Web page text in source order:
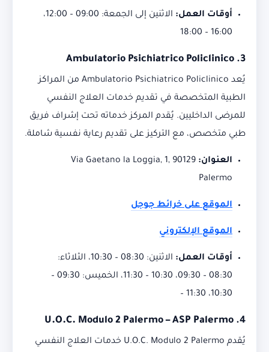
أوقات العمل:
الاثنين إلى الجمعة: 09:00 – 12:00،
16:00 – 18:00
3.
Ambulatorio Psichiatrico Policlinico
يُعد Ambulatorio Psichiatrico Policlinico من المراكز
الطبية المتخصصة في تقديم خدمات العلاج النفسي
للمرضى الداخليين. يُقدم المركز خدماته تحت إشراف فريق
طبي متخصص، مع التركيز على تقديم رعاية نفسية شاملة.
العنوان: Via Gaetano la Loggia, 1, 90129
Palermo
الموقع على خرائط جوجل
الموقع الإلكتروني
أوقات العمل:
الاثنين: 08:30 – 10:30، الثلاثاء:
08:30 – 09:30، 10:30 – 11:30، الخميس: 09:30 –
10:30، 11:30 –
4.
U.O.C. Modulo 2 Palermo – ASP Palermo
يُقدم U.O.C. Modulo 2 Palermo خدمات العلاج النفسي